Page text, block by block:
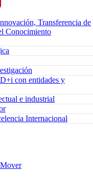
Transferencia de
Conocimiento
con entidades y
e industrial
Internacional